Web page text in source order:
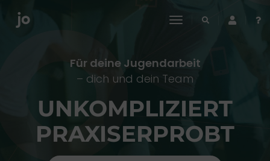
toggle
Für deine Jugendarbeit
– dich und dein Team
UNKOMPLIZIERT
PRAXISERPROBT